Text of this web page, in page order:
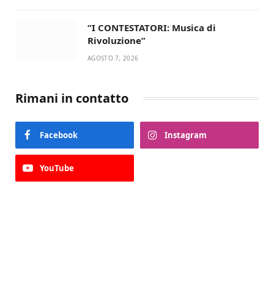
“I CONTESTATORI: Musica di
Rivoluzione”
AGOSTO 7, 2026
Rimani in contatto
Facebook Instagram
YouTube